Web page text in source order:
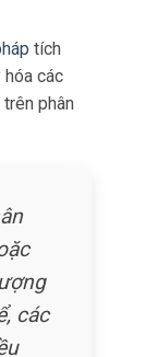
dữ liệu,
và tăng
các